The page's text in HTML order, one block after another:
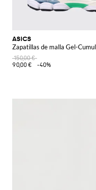
ASICS
Zapatillas de malla Gel-
150,00 €
90,00 €
-40%